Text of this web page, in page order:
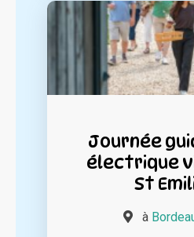
Journée
électrique
St
à